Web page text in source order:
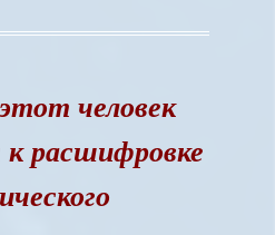
человек
расшифровке